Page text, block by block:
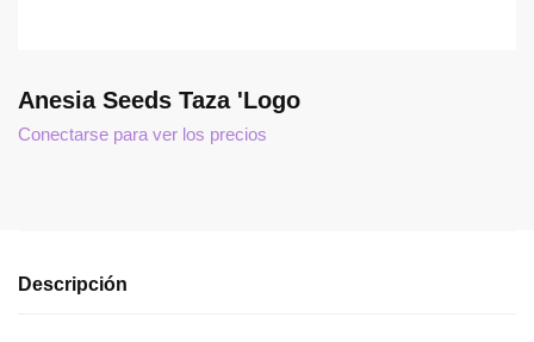
Anesia Seeds Taza 'Logo
Conectarse para ver los precios
Descripción